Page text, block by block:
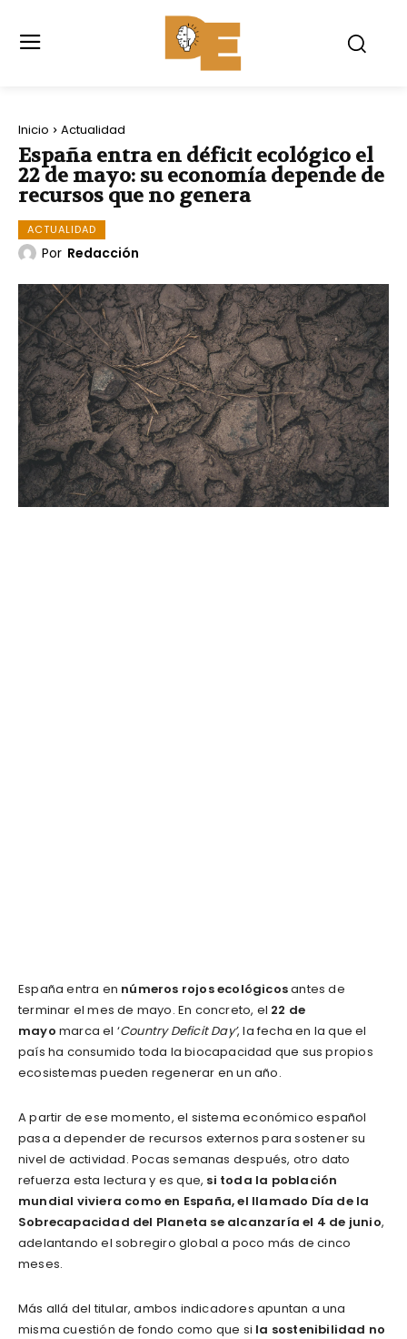
Inicio Actualidad
España entra en déficit ecológico el
22 de mayo: su economía depende de
recursos que no genera
ACTUALIDAD
Por Redacción
España entra en números rojos ecológicosantes de
terminar el mes de mayo. En concreto, el 22 de
mayo marca el ‘Country Deficit Day’, la fecha en la que el
país ha consumido toda la biocapacidad que sus propios
ecosistemas pueden regenerar en un año.
A partir de ese momento, el sistema económico español
pasa a depender de recursos externos para sostener su
nivel de actividad. Pocas semanas después, otro dato
refuerza esta lectura y es que, si toda la población
mundial viviera como en España, el llamado Día de la
Sobrecapacidad del Planeta se alcanzaría el 4 de junio,
adelantando el sobregiro global a poco más de cinco
meses.
Más allá del titular, ambos indicadores apuntan a una
misma cuestión de fondo como que si la sostenibilidad no